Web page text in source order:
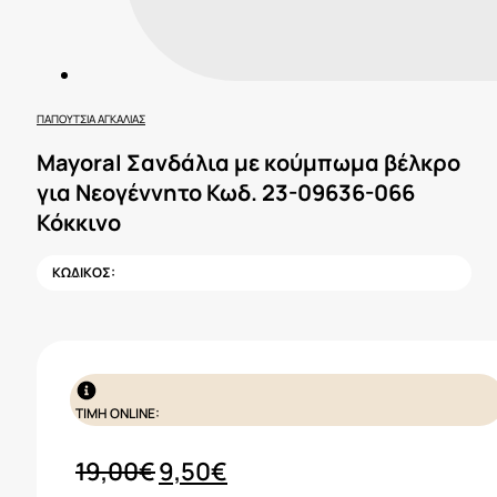
ΠΑΠΟΎΤΣΙΑ ΑΓΚΑΛΙΆΣ
Mayoral Σανδάλια με κούμπωμα βέλκρο
για Νεογέννητο Κωδ. 23-09636-066
Κόκκινο
ΚΩΔΙΚΟΣ:
ΤΙΜΗ ONLINE:
19,00€Original
9,50€